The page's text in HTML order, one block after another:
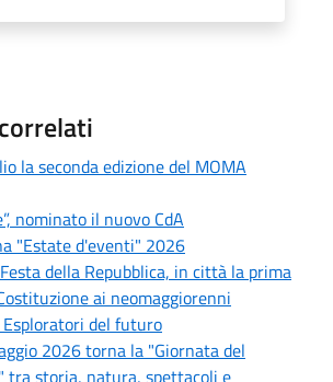
la seconda edizione del MOMA
nominato il nuovo CdA
"Estate d'eventi" 2026
della Repubblica, in città la prima
ai neomaggiorenni
Esploratori del futuro
2026 torna la "Giornata del
tra storia, natura, spettacoli e